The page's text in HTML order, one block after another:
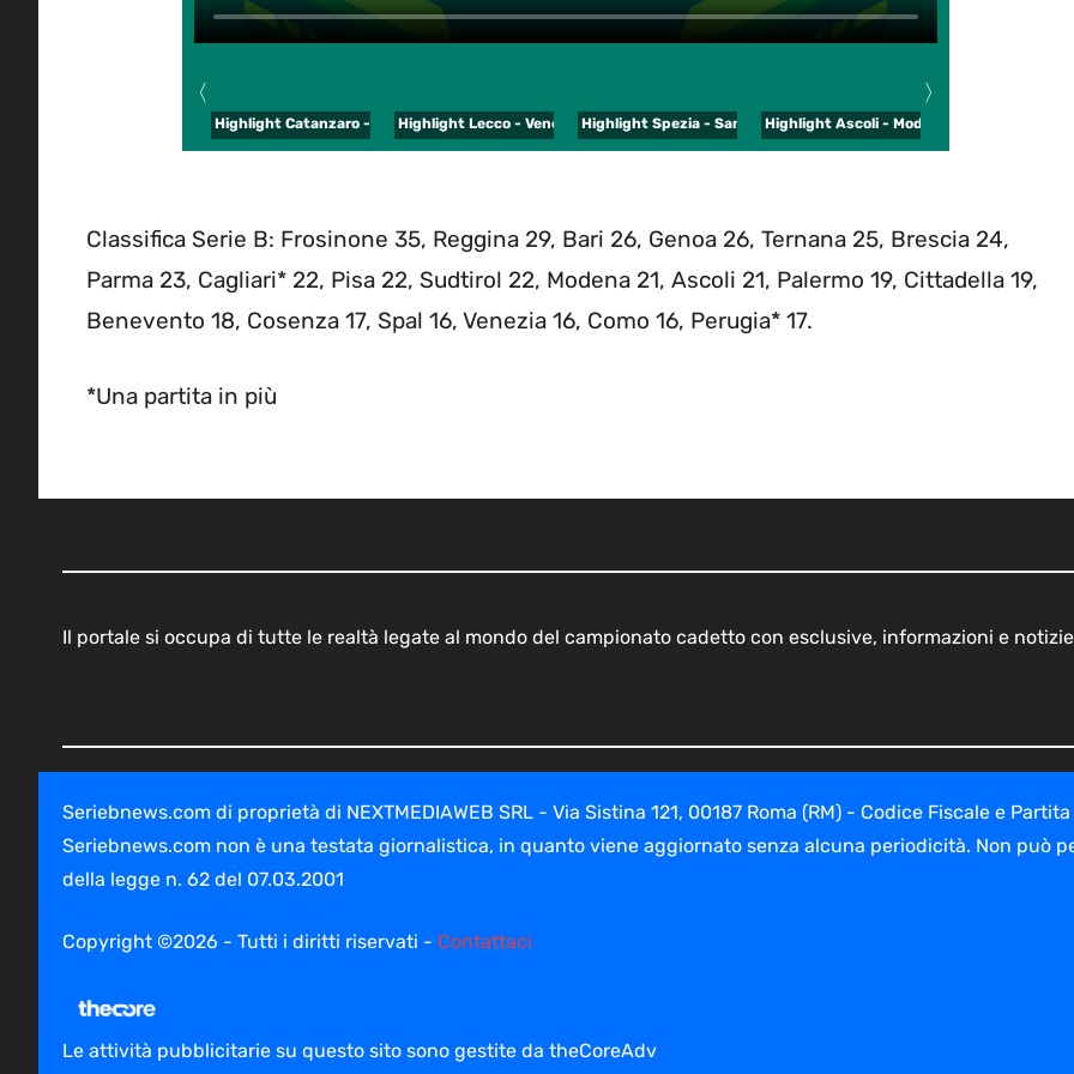
〈 〉
Highlight Catanzaro - Cremonese del 20 aprile 2024 - Serie BKT
Highlight Lecco - Venezia del 20 aprile 2024 - Serie BKT
Highlight Spezia - Sampdoria del 20 aprile 2024 - Serie BKT
Highlight Ascoli - Modena del 20 aprile
Classifica Serie B: Frosinone 35, Reggina 29, Bari 26, Genoa 26, Ternana 25, Brescia 24,
Parma 23, Cagliari* 22, Pisa 22, Sudtirol 22, Modena 21, Ascoli 21, Palermo 19, Cittadella 19,
Benevento 18, Cosenza 17, Spal 16, Venezia 16, Como 16, Perugia* 17.
*Una partita in più
Il portale si occupa di tutte le realtà legate al mondo del campionato cadetto con esclusive, informazioni e
Seriebnews.com di proprietà di NEXTMEDIAWEB SRL - Via Sistina 121, 00187 Roma (RM) - Codice Fiscale e
Seriebnews.com non è una testata giornalistica, in quanto viene aggiornato senza alcuna periodicità. Non può
della legge n. 62 del 07.03.2001
Copyright ©2026 - Tutti i diritti riservati - Contattaci
Le attività pubblicitarie su questo sito sono gestite da theCoreAdv